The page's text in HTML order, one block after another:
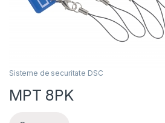
Sisteme de securitate DSC
MPT 8PK